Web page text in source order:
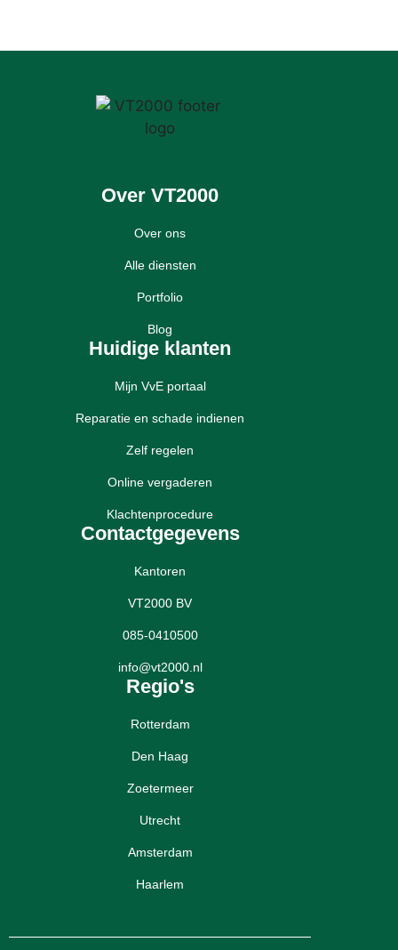
Over VT2000
Over ons
Alle diensten
Portfolio
Blog
Huidige klanten
Mijn VvE portaal
Reparatie en schade indienen
Zelf regelen
Online vergaderen
Klachtenprocedure
Contactgegevens
Kantoren
VT2000 BV
085-0410500
info@vt2000.nl
Regio's
Rotterdam
Den Haag
Zoetermeer
Utrecht
Amsterdam
Haarlem